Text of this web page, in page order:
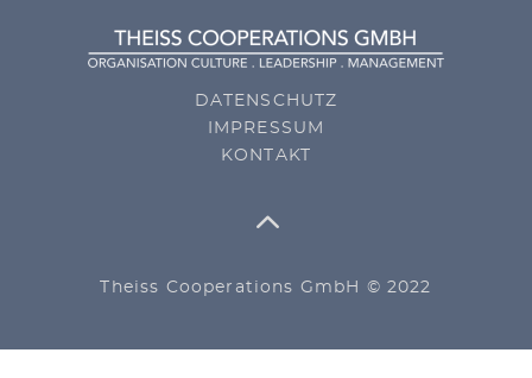
DATENSCHUTZ
IMPRESSUM
KONTAKT
Theiss Cooperations GmbH © 2022